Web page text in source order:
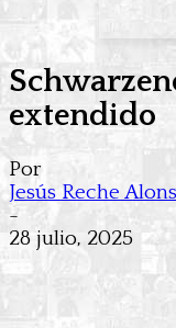
extendido
Por
Jesús Reche
-
28 julio, 2025